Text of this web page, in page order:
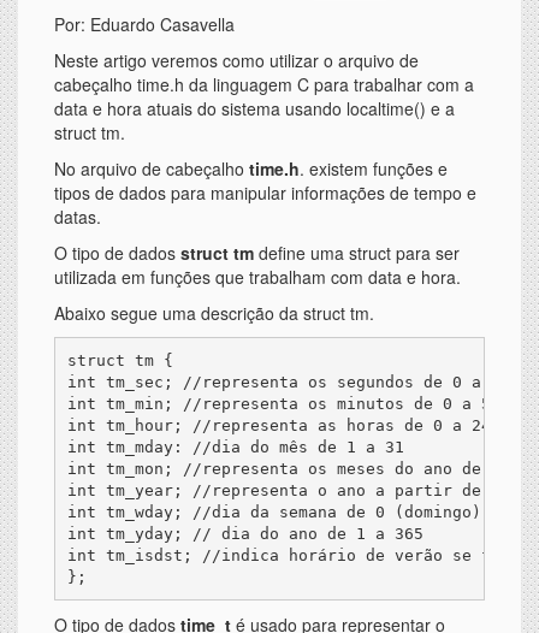
Por: Eduardo Casavella
Neste artigo veremos como utilizar o arquivo de
cabeçalho time.h da linguagem C para trabalhar com a
data e hora atuais do sistema usando localtime() e a
struct tm.
No arquivo de cabeçalho time.h. existem funções e
tipos de dados para manipular informações de tempo e
datas.
O tipo de dados struct tm define uma struct para ser
utilizada em funções que trabalham com data e hora.
Abaixo segue uma descrição da struct tm.
struct tm {
int tm_sec; //representa os segundos de 0 a 59
int tm_min; //representa os minutos de 0 a 59
int tm_hour; //representa as horas de 0 a 24
int tm_mday: //dia do mês de 1 a 31
int tm_mon; //representa os meses do ano de 0 a
int tm_year; //representa o ano a partir de 1900
int tm_wday; //dia da semana de 0 (domingo) até
int tm_yday; // dia do ano de 1 a 365
int tm_isdst; //indica horário de verão se for
O tipo de dados time_t é usado para representar o